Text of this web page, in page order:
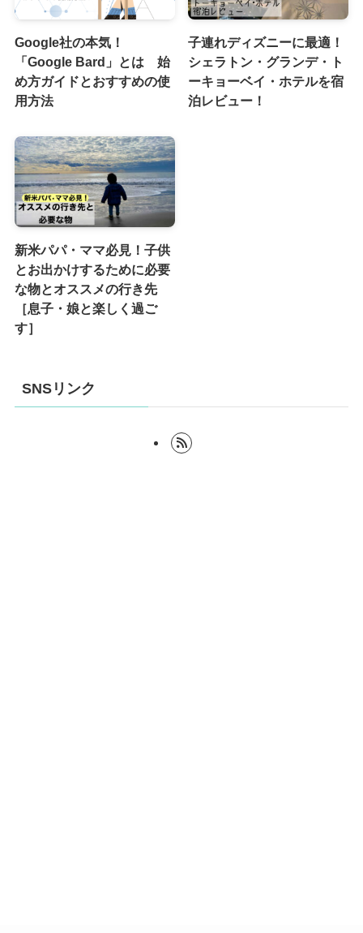
Google社の本気！
「Google Bard」とは 始
め方ガイドとおすすめの使
用方法
子連れディズニーに最適！
シェラトン・グランデ・ト
ーキョーベイ・ホテルを宿
泊レビュー！
新米パパ・ママ必見！子供
とお出かけするために必要
な物とオススメの行き先
［息子・娘と楽しく過ご
す］
SNSリンク